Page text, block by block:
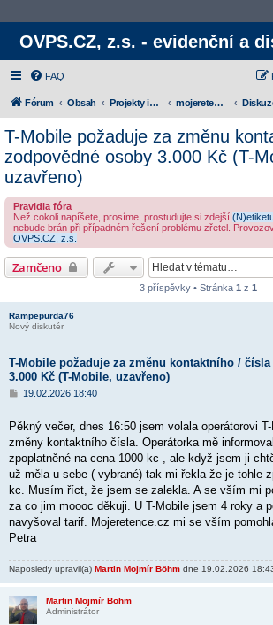
OVPS.CZ, z.s. - evidenční a
FAQ
Fórum Obsah Projekty iniciativy mojeretence.cz
T-Mobile požaduje za změnu
zodpovědné osoby 3.000 Kč (T-
uzavřeno)
Pravidla fóra
Než cokoli napíšete, prosíme, prostudujte si zdejší
nebude brán při případném řešení problému zřetel.
OVPS.CZ, z.s.
Zamčeno
3 příspěvky • Stránka 1 z 1
Rampepurda76
Nový diskutér
T-Mobile požaduje za změnu kontaktního /
3.000 Kč (T-Mobile, uzavřeno)
P
ř
s
p
ě
v
e
19.02.2026 18:40
Pěkný večer, dnes 16:50 jsem volala operátorovi
změny kontaktního čísla. Operátorka mě
zpoplatněné na cena 1000 kc , ale když jsem ji
už měla u sebe ( vybrané) tak mi řekla že je tohle
kc. Musím říct, že jsem se zalekla. A se vším mi
za co jim moooc děkuji. U T-Mobile jsem 4 roky a
navyšoval tarif. Mojeretence.cz mi se vším
Petra
Naposledy upravil(a) Martin Mojmír Böhm dne 19.02.2026
Martin Mojmír Böhm
Administrátor